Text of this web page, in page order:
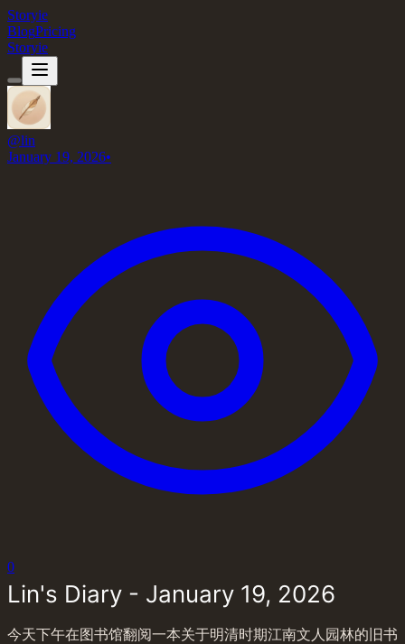
Storyie
BlogPricing
Storyie
@lin
January 19, 2026•
0
Lin's Diary - January 19, 2026
今天下午在图书馆翻阅一本关于明清时期江南文人园林的旧书